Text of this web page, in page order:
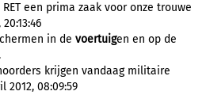
een prima zaak voor onze trouwe
in de voertuigen en op de
krijgen vandaag militaire
2012, 08:09:59